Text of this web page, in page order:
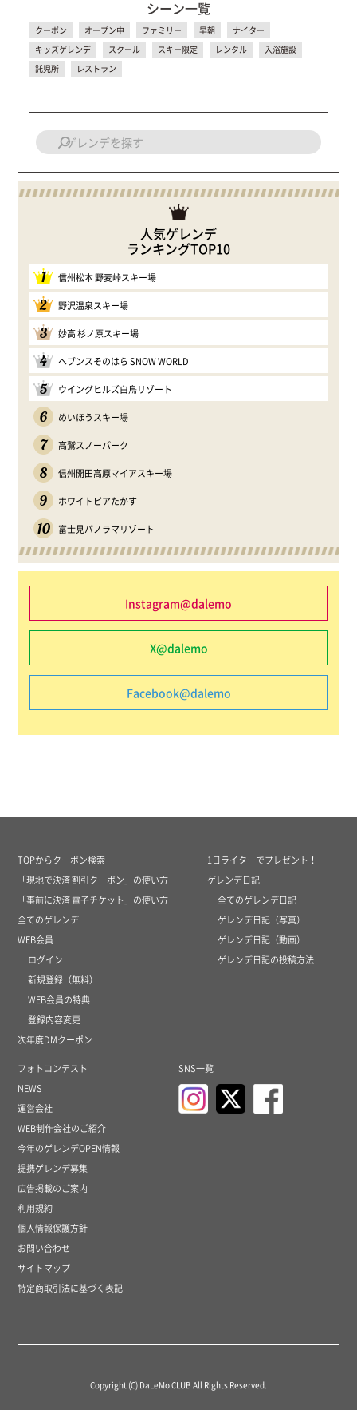
シーン一覧
クーポン オープン中 ファミリー 早朝
ナイター
キッズゲレンデ
スクール スキー限定 レンタル
入浴施設
託児所
レストラン
人気ゲレンデ
ランキングTOP10
1 信州松本 野麦峠スキー場
2 野沢温泉スキー場
3 妙高 杉ノ原スキー場
4 ヘブンスそのはら SNOW WORLD
5 ウイングヒルズ白鳥リゾート
6 めいほうスキー場
7 高鷲スノーパーク
8 信州開田高原マイアスキー場
9 ホワイトピアたかす
10 富士見パノラマリゾート
Instagram@dalemo
X@dalemo
Facebook@dalemo
TOPからクーポン検索
「現地で決済 割引クーポン」の使い方
「事前に決済 電子チケット」の使い方
全てのゲレンデ
WEB会員
ログイン
新規登録（無料）
WEB会員の特典
登録内容変更
次年度DMクーポン
1日ライターでプレゼント！
ゲレンデ日記
全てのゲレンデ日記
ゲレンデ日記（写真）
ゲレンデ日記（動画）
ゲレンデ日記の投稿方法
フォトコンテスト
NEWS
運営会社
WEB制作会社のご紹介
今年のゲレンデOPEN情報
提携ゲレンデ募集
広告掲載のご案内
利用規約
個人情報保護方針
お問い合わせ
サイトマップ
特定商取引法に基づく表記
SNS一覧
Copyright (C) DaLeMo CLUB All Rights Reserved.